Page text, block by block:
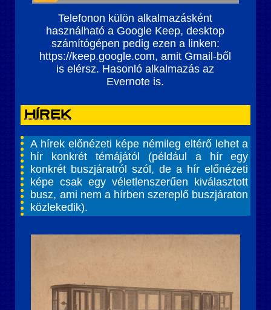
Telefonon külön alkalmazásként
használható a Google Keep, desktop
számítógépen pedig ezen a linken:
https://keep.google.com, amit Gmail-ből
is elérsz. Hasonló alkalmazás az
Evernote is.
Hírek
A hírek előnézeti képe némileg eltérő lehet a
hír konkrét témájától (például a hír egy
konkrét buszjáratról szól, de a hír előnézeti
képe csak egy véletlenszerűen kiválasztott
busz, ami nem a hírben szereplő buszjáraton
közlekedik).